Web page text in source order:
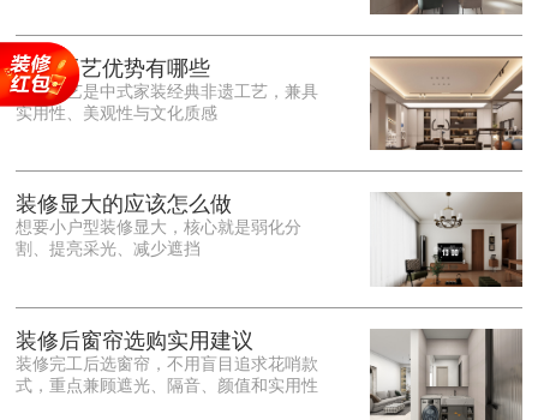
雕细琢的砖、木、石雕为特色，线条古朴
大气，意境悠远，自带东方中式雅致韵
味，耐看且不易过时。<o:p></o:p> 在工
艺品质上，徽派工艺遵循古法匠心工序，
保耐用，抗风化、耐腐蚀，使用
徽派工艺优势有哪些
徽派工艺是中式家装经典非遗工艺，兼具
实用性、美观性与文化质感
装修显大的应该怎么做
想要小户型装修显大，核心就是弱化分
割、提亮采光、减少遮挡
装修后窗帘选购实用建议
装修完工后选窗帘，不用盲目追求花哨款
式，重点兼顾遮光、隔音、颜值和实用性